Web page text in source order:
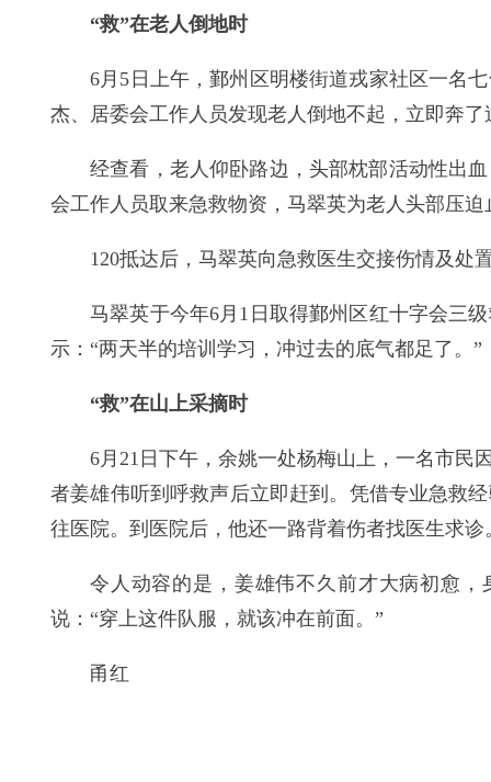
“救”在老人倒地时
6月5日上午，鄞州区明楼街道戎家社区一名
杰、居委会工作人员发现老人倒地不起，立即奔了
经查看，老人仰卧路边，头部枕部活动性出
会工作人员取来急救物资，马翠英为老人头部压
120抵达后，马翠英向急救医生交接伤情及处
马翠英于今年6月1日取得鄞州区红十字会三
示：“两天半的培训学习，冲过去的底气都足了。”
“救”在山上采摘时
6月21日下午，余姚一处杨梅山上，一名市民
者姜雄伟听到呼救声后立即赶到。凭借专业急救
往医院。到医院后，他还一路背着伤者找医生求
令人动容的是，姜雄伟不久前才大病初愈
说：“穿上这件队服，就该冲在前面。”
甬红